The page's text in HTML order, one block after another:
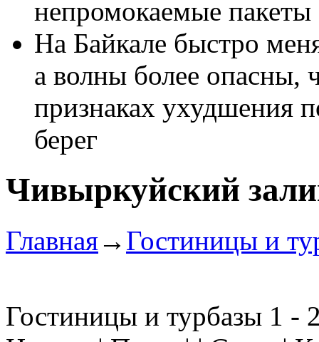
непромокаемые пакеты
На Байкале быстро
а волны более
признаках ухудшения
берег
Чивыркуйский
Главная→ Гостиницы и
Гостиницы и турбазы 1 -